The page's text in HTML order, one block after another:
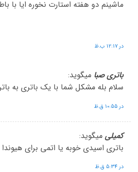
ماشینم دو هفته استارت نخوره ایا با
در 12:17 ب.ظ
باتری صبا میگوید:
سلام بله مشکل شما با یک باتری به
در 10:55 ق.ظ
کمیلی میگوید:
باتری اسیدی خوبه یا اتمی برای
در 5:34 ق.ظ